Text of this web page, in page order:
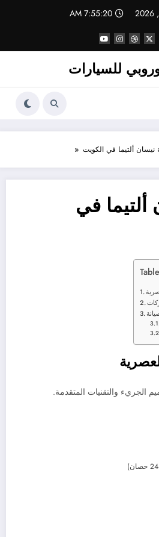
7:55:20 AM
للسيارات
نيسان ألتيما في الكويت
في
الجريء والتقنيات المتقدمة.